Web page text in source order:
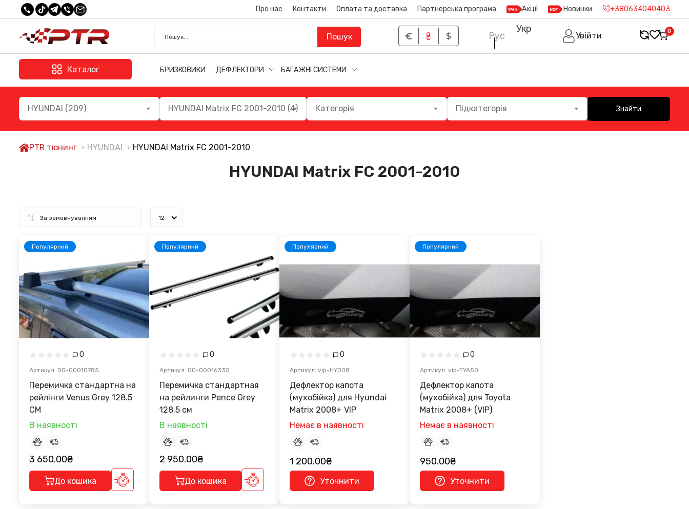
Про нас Контакти Оплата та доставка Партнерська програма Акції Новинки +380634040403
Пошук Рус
Укр
Увійти 0
Каталог БРИЗКОВИКИ ДЕФЛЕКТОРИ БАГАЖНІ СИСТЕМИ
HYUNDAI (209) HYUNDAI Matrix FC 2001-2010 (4) Категорія Підкатегорія Знайти
PTR тюнинг HYUNDAI HYUNDAI Matrix FC 2001-2010
HYUNDAI Matrix FC 2001-2010
Популярний
0
Артикул: 00-00010785
Перемичка стандартна на
рейлінги Venus Grey 128.5
CM
В наявності
3 650.00₴
До кошика
Популярний
0
Артикул: 00-00016335
Перемичка стандартная
на рейлинги Pence Grey
128.5 см
В наявності
2 950.00₴
До кошика
Популярний
0
Артикул: vip-HYD08
Дефлектор капота
(мухобійка) для Hyundai
Matrix 2008+ VIP
Немає в наявності
1 200.00₴
Уточнити
Популярний
0
Артикул: vip-TYA50
Дефлектор капота
(мухобійка) для Toyota
Matrix 2008+ (VIP)
Немає в наявності
950.00₴
Уточнити